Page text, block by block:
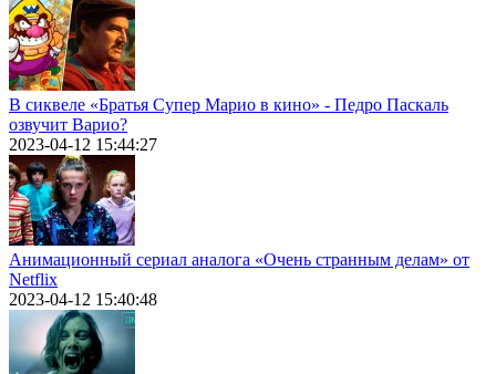
В сиквеле «Братья Супер Марио в кино» - Педро Паскаль
озвучит Варио?
2023-04-12 15:44:27
Анимационный сериал аналога «Очень странным делам» от
Netflix
2023-04-12 15:40:48